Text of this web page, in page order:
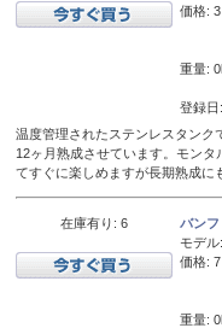
価格:
重量:
登録
温度管理されたステンレスタンク
12ヶ月熟成させています。モン
てすぐに楽しめますが長期熟成に
在庫有り: 6
バン
モデル:
価格:
重量: